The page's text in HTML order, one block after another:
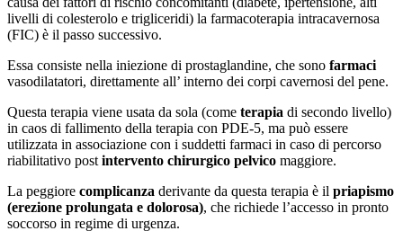
livelli di colesterolo e trigliceridi) la farmacoterapia intracavernosa
(FIC) è il passo successivo.
Essa consiste nella iniezione di prostaglandine, che sono farmaci
vasodilatatori, direttamente all’ interno dei corpi cavernosi del pene.
Questa terapia viene usata da sola (come terapia di secondo livello)
in caos di fallimento della terapia con PDE-5, ma può essere
utilizzata in associazione con i suddetti farmaci in caso di percorso
riabilitativo post intervento chirurgico pelvico maggiore.
La peggiore complicanza derivante da questa terapia è il priapismo
(erezione prolungata e dolorosa), che richiede l’accesso in pronto
soccorso in regime di urgenza.